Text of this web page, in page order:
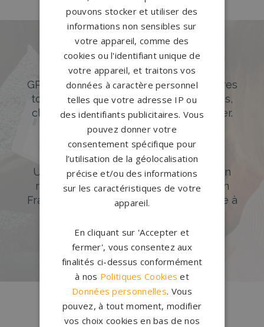
Des pierres tombales uniques et
originales
GPG Granit offre un large choix de pierres
tombales en granit de styles modernes,
classiques ou originales à personnaliser.
DÉCOUVREZ NOTRE CATALOGUE
Accompagnement sur-mesure
Un accompagnement sur mesure et un
réseau de 1200 partenaires partout en
France. Personnalisation avancée grâce à
PERSONNALISEZ VOTRE MONUMENT
Conception
Qui sommes-nous ?
pouvons stocker et utiliser des
informations non sensibles sur
votre appareil, comme des
cookies ou l'identifiant unique de
votre appareil, et traitons vos
données à caractère personnel
telles que votre adresse IP ou
des identifiants publicitaires. Vous
pouvez donner votre
consentement spécifique pour
l’utilisation de la géolocalisation
précise et/ou des informations
sur les caractéristiques de votre
appareil.
En cliquant sur 'Accepter et
fermer', vous consentez aux
finalités ci-dessus conformément
à nos Politiques Cookies et
Données personnelles. Vous
pouvez, à tout moment, modifier
vos choix cookies en bas de nos